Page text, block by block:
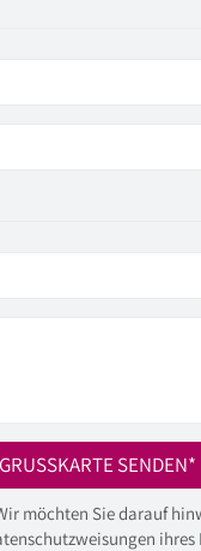
GRUSSKARTE SENDEN*
möchten Sie darauf